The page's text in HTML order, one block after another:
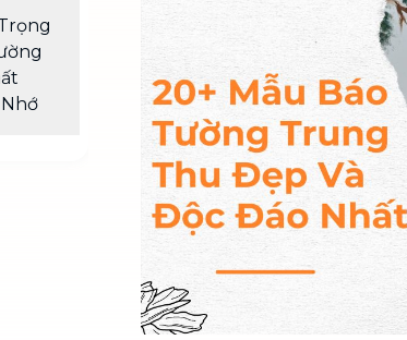
Chuyển nhà trọn gói, không lo
dẹp nơi đi nơi đến
Vệ sinh công nghiệp NEW
Vệ sinh chuyên nghiệp cho văn
phòng, nhà xưởng, công trình